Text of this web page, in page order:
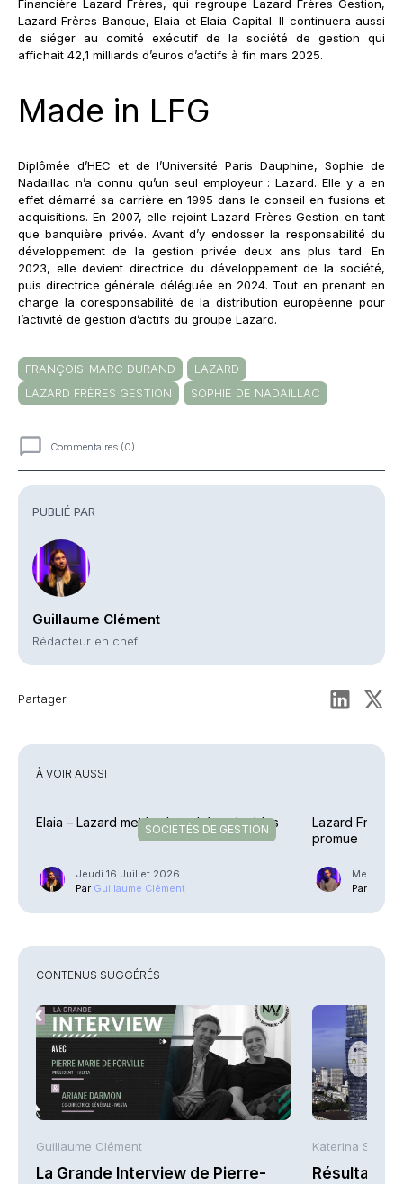
PUBLIÉ PAR
Guillaume Clément
Rédacteur en chef
Partager
Financière Lazard Frères, qui regroupe Lazard Frères Gestion,
Lazard Frères Banque, Elaia et Elaia Capital. Il continuera aussi
de siéger au comité exécutif de la société de gestion qui
affichait 42,1 milliards d’euros d’actifs à fin mars 2025.
Made in LFG
Diplômée d’HEC et de l’Université Paris Dauphine, Sophie de
Nadaillac n’a connu qu’un seul employeur : Lazard. Elle y a en
effet démarré sa carrière en 1995 dans le conseil en fusions et
acquisitions. En 2007, elle rejoint Lazard Frères Gestion en tant
que banquière privée. Avant d’y endosser la responsabilité du
développement de la gestion privée deux ans plus tard. En
2023, elle devient directrice du développement de la société,
puis directrice générale déléguée en 2024. Tout en prenant en
charge la coresponsabilité de la distribution européenne pour
l’activité de gestion d’actifs du groupe Lazard.
FRANÇOIS-MARC DURAND
LAZARD
LAZARD FRÈRES GESTION
SOPHIE DE NADAILLAC
Commentaires (0)
À VOIR AUSSI
SOCIÉTÉS DE GESTION
Elaia – Lazard met les bouchées doubles
Jeudi 16 Juillet 2026
Par Guillaume Clément
Lazard Frères
promue
Mercredi
Par
CONTENUS SUGGÉRÉS
Guillaume Clément
La Grande Interview de Pierre-
Katerina
Résultats